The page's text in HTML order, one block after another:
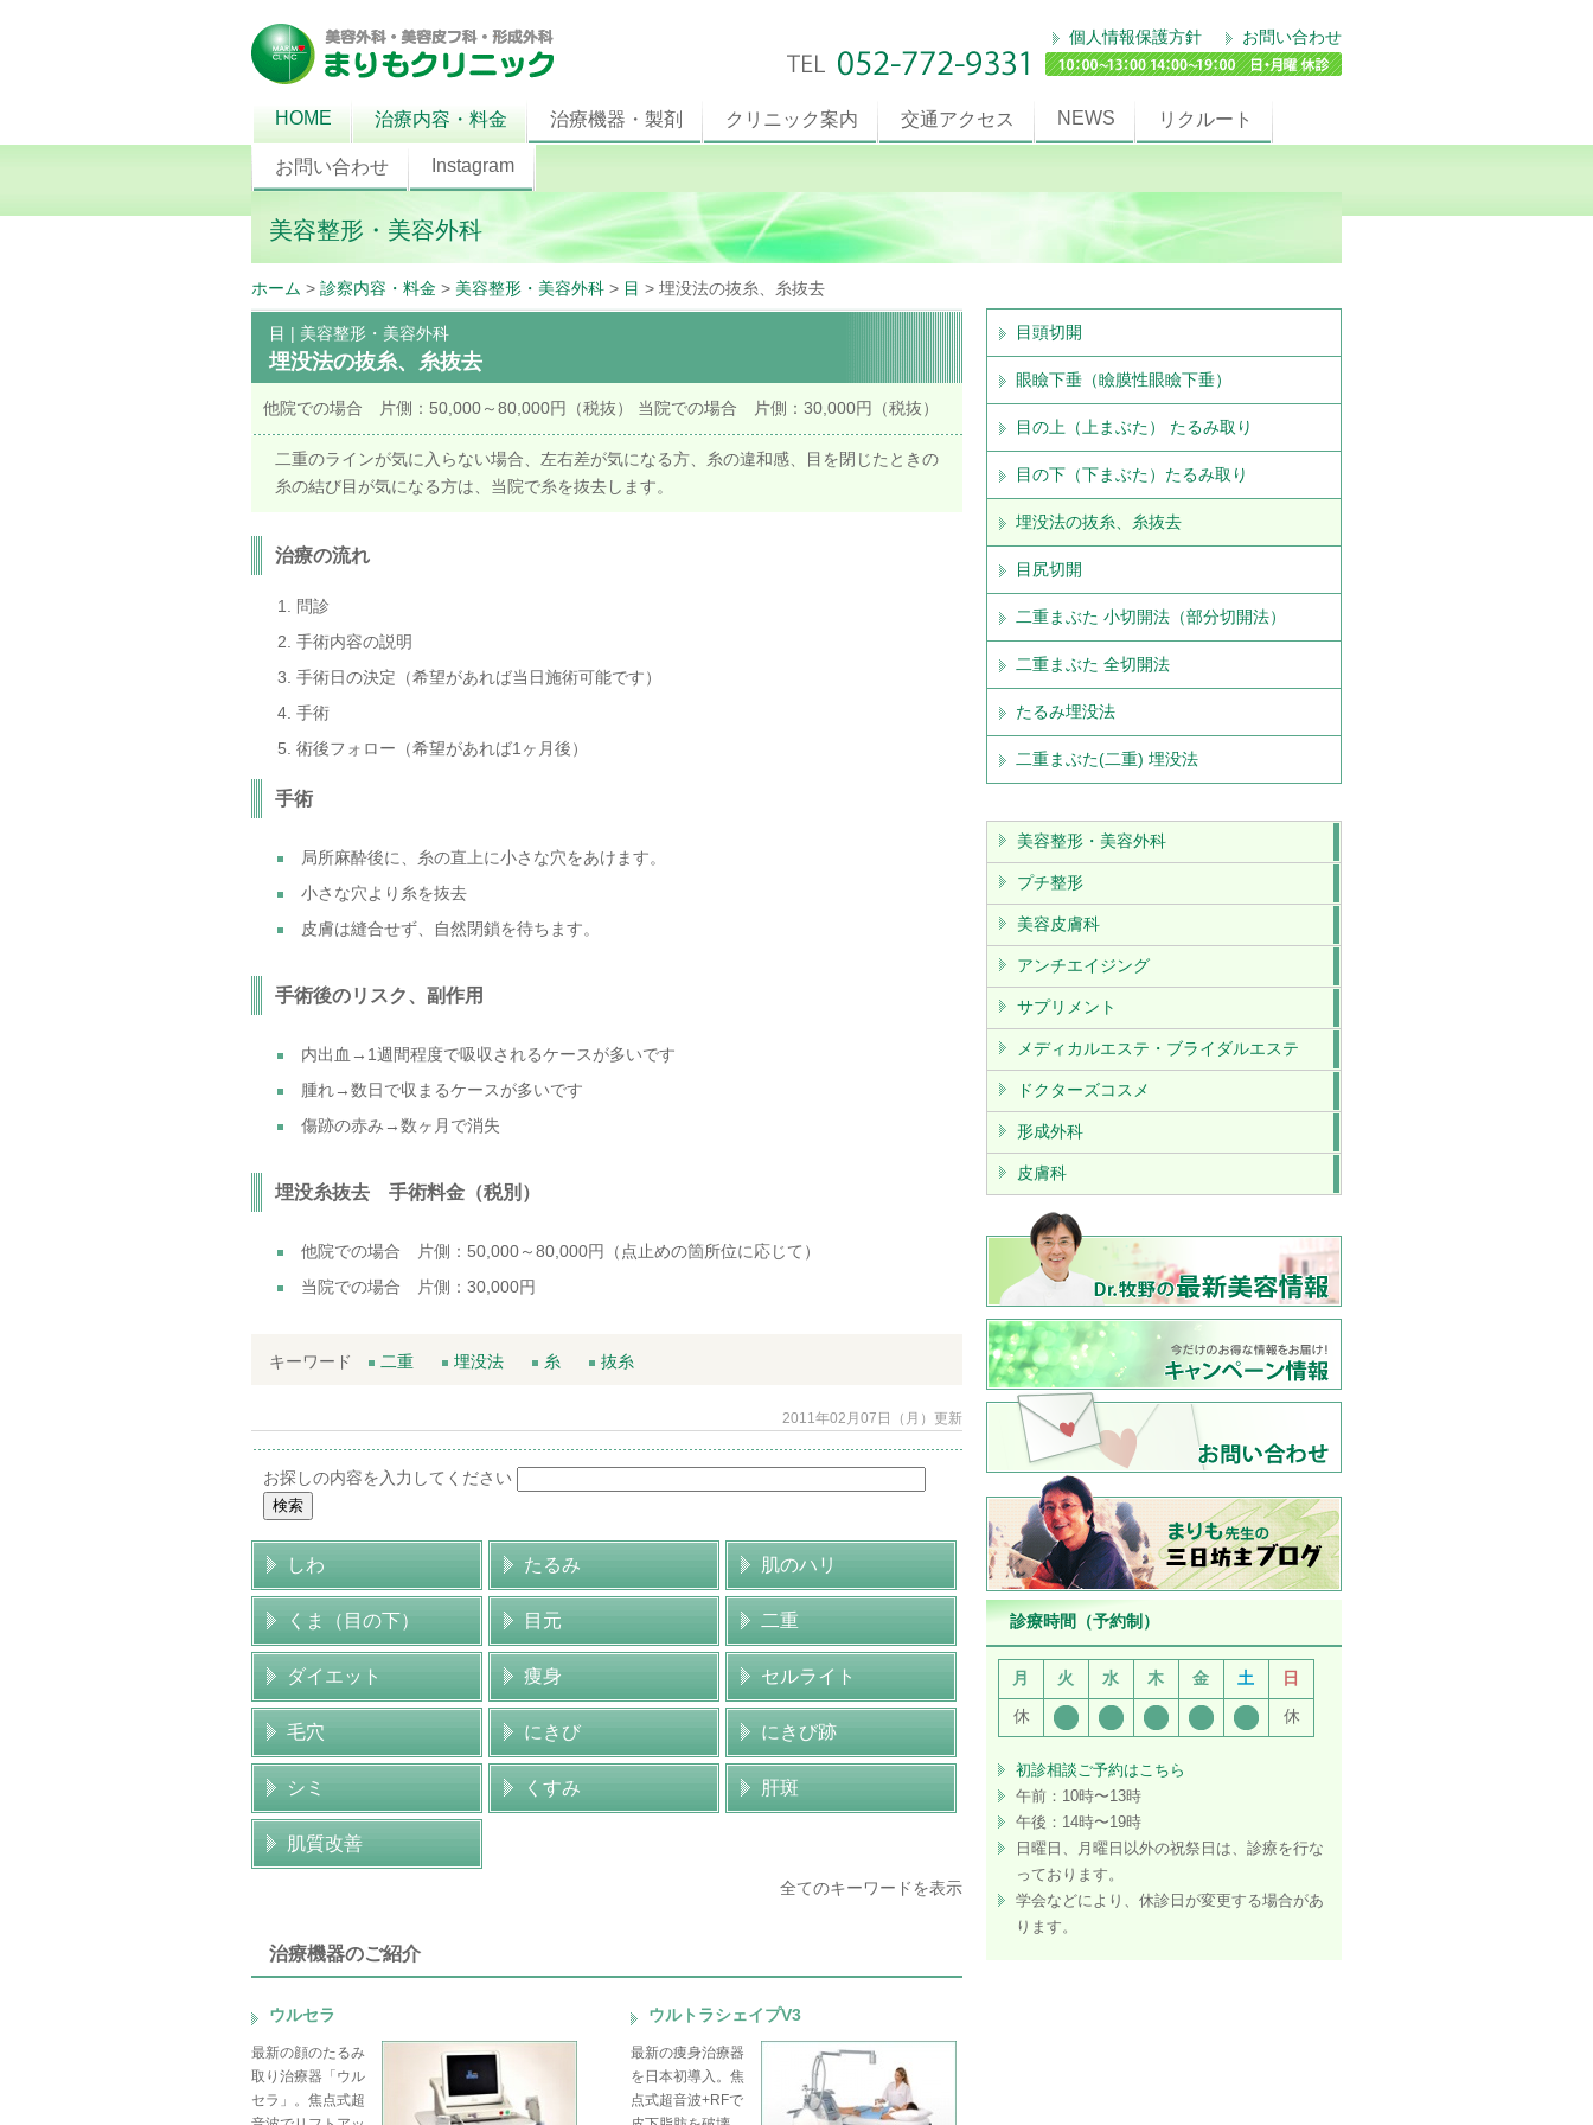
個人情報保護方針 お問い合わせ
HOME 治療内容・料金 治療機器・製剤 クリニック案内 交通アクセス NEWS リクルート
お問い合わせ Instagram
美容整形・美容外科
ホーム > 診察内容・料金 > 美容整形・美容外科 > 目 > 埋没法の抜糸、糸抜去
目 | 美容整形・美容外科
埋没法の抜糸、糸抜去
他院での場合 片側：50,000～80,000円（税抜） 当院での場合 片側：30,000円（税抜）
二重のラインが気に入らない場合、左右差が気になる方、糸の違和感、目を閉じたときの
糸の結び目が気になる方は、当院で糸を抜去します。
治療の流れ
問診
手術内容の説明
手術日の決定（希望があれば当日施術可能です）
手術
術後フォロー（希望があれば1ヶ月後）
手術
局所麻酔後に、糸の直上に小さな穴をあけます。
小さな穴より糸を抜去
皮膚は縫合せず、自然閉鎖を待ちます。
手術後のリスク、副作用
内出血→1週間程度で吸収されるケースが多いです
腫れ→数日で収まるケースが多いです
傷跡の赤み→数ヶ月で消失
埋没糸抜去 手術料金（税別）
他院での場合 片側：50,000～80,000円（点止めの箇所位に応じて）
当院での場合 片側：30,000円
キーワード 二重 埋没法 糸 抜糸
2011年02月07日（月）更新
お探しの内容を入力してください
しわ たるみ 肌のハリ
くま（目の下） 目元 二重
ダイエット 痩身 セルライト
毛穴 にきび にきび跡
シミ くすみ 肝斑
肌質改善
全てのキーワードを表示
治療機器のご紹介
ウルセラ
最新の顔のたるみ
取り治療器「ウル
セラ」。焦点式超
ウルトラシェイプV3
最新の痩身治療器
を日本初導入。焦
点式超音波+RFで
目頭切開
眼瞼下垂（瞼膜性眼瞼下垂）
目の上（上まぶた） たるみ取り
目の下（下まぶた）たるみ取り
埋没法の抜糸、糸抜去
目尻切開
二重まぶた 小切開法（部分切開法）
二重まぶた 全切開法
たるみ埋没法
二重まぶた(二重) 埋没法
美容整形・美容外科
プチ整形
美容皮膚科
アンチエイジング
サプリメント
メディカルエステ・ブライダルエステ
ドクターズコスメ
形成外科
皮膚科
診療時間（予約制）
月 火 水 木 金 土
日
休
休
初診相談ご予約はこちら
午前：10時〜13時
午後：14時〜19時
日曜日、月曜日以外の祝祭日は、診療を行な
っております。
学会などにより、休診日が変更する場合があ
ります。